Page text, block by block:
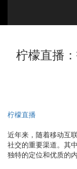
柠檬直播
柠檬直播
近年来，随着移动互
社交的重要渠道。其
独特的定位和优质的